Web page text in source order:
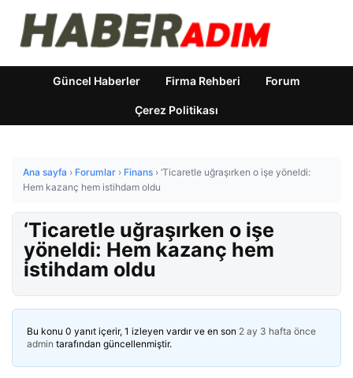
Güncel Haberler Firma Rehberi Forum
Çerez Politikası
Ana sayfa › Forumlar › Finans › ‘Ticaretle uğraşırken o işe yöneldi:
Hem kazanç hem istihdam oldu
‘Ticaretle uğraşırken o işe
yöneldi: Hem kazanç hem
istihdam oldu
Bu konu 0 yanıt içerir, 1 izleyen vardır ve en son 2 ay 3 hafta önce
admin tarafından güncellenmiştir.